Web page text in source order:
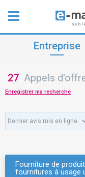
Entreprise
27 Appels
Enregistrer ma recherche
Fourniture de
fournitures à usage